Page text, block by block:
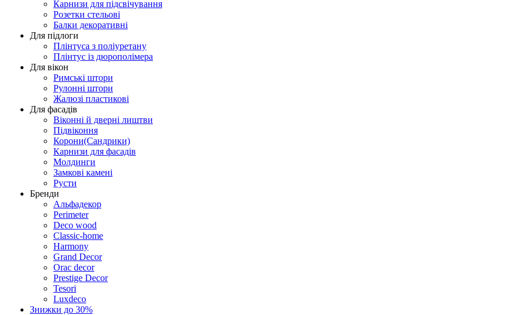
Карнизи для підсвічування
Розетки стельові
Балки декоративні
Для підлоги
Плінтуса з поліуретану
Плінтус із дюрополімера
Для вікон
Римські штори
Рулонні штори
Жалюзі пластикові
Для фасадів
Віконні й дверні лиштви
Підвіконня
Корони(Сандрики)
Карнизи для фасадів
Молдинги
Замкові камені
Русти
Бренди
Альфадекор
Perimeter
Deco wood
Classic-home
Harmony
Grand Decor
Orac decor
Prestige Decor
Tesori
Luxdeco
Знижки до 30%